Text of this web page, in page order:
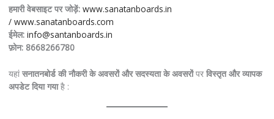
हमारी वेबसाइट पर जोड़ें: www.sanatanboards.in
/ www.sanatanboards.com
ईमेल: info@santanboards.in
फ़ोन: 8668266780
यहां सनातनबोर्ड की नौकरी के अवसरों और सदस्यता के अवसरोंपर विस्तृत और व्यापक
अपडेट दिया गयाहै :